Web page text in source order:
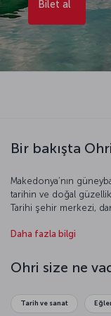
Bilet al
Bir bakışta Ohri
Makedonya’nın
tarihin ve doğal
Tarihi şehir merkezi,
huzur dolu yürüyüşler
bir zaman yolculuğuna
Yuhanna Kaneo
tarihi dokusunu
Daha fazla bilgi
Ohri size ne
Tarih ve sanat